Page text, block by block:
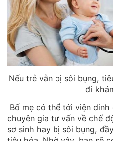
Nếu trẻ vẫn bị sôi bụng,
đi
Bố mẹ có thể tới viện
chuyên gia tư vấn về chế
sơ sinh hay bị sôi bụng,